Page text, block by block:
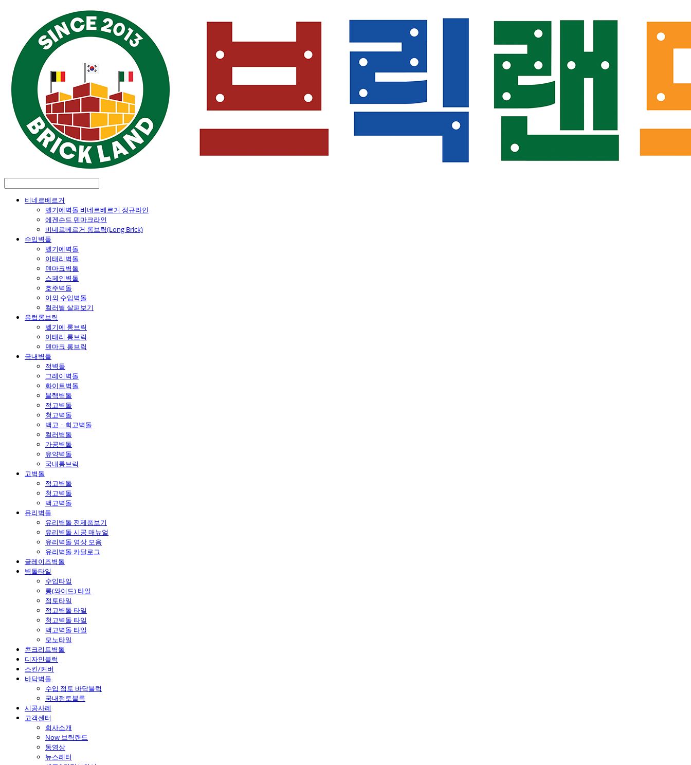
비네르베르거
벨기에벽돌 비네르베르거 정규라인
에겐순드 덴마크라인
비네르베르거 롱브릭(Long Brick)
수입벽돌
벨기에벽돌
이태리벽돌
덴마크벽돌
스페인벽돌
호주벽돌
이외 수입벽돌
컬러별 살펴보기
유럽롱브릭
벨기에 롱브릭
이태리 롱브릭
덴마크 롱브릭
국내벽돌
적벽돌
그레이벽돌
화이트벽돌
블랙벽돌
적고벽돌
청고벽돌
백고ㆍ회고벽돌
컬러벽돌
가공벽돌
유약벽돌
국내롱브릭
고벽돌
적고벽돌
청고벽돌
백고벽돌
유리벽돌
유리벽돌 전제품보기
유리벽돌 시공 매뉴얼
유리벽돌 영상 모음
유리벽돌 카달로그
글레이즈벽돌
벽돌타일
수입타일
롱(와이드) 타일
점토타일
적고벽돌 타일
청고벽돌 타일
백고벽돌 타일
모노타일
콘크리트벽돌
디자인블럭
스킨/커버
바닥벽돌
수입 점토 바닥블럭
국내점토블록
시공사례
고객센터
회사소개
Now 브릭랜드
동영상
뉴스레터